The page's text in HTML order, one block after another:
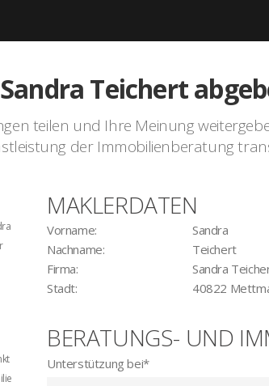
Teichert
teilen und Ihre Meinung
der Immobilienberatung
MAKLERDATEN
Vorname:
Sandra
Nachname:
Teichert
Firma:
Sandra
Stadt:
40822
BERATUNGS- UND
Unterstützung bei*